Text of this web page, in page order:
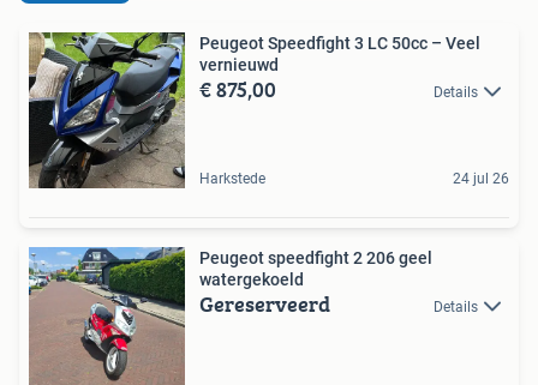
Peugeot Speedfight 3 LC 50cc – Veel
vernieuwd
€ 875,00 Details
Harkstede 24 jul 26
Peugeot speedfight 2 206 geel
watergekoeld
Gereserveerd Details